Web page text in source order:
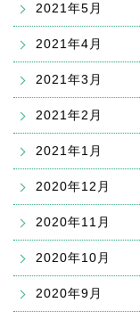
2021年5月
2021年4月
2021年3月
2021年2月
2021年1月
2020年12月
2020年11月
2020年10月
2020年9月